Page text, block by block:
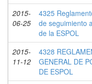
2015-
06-25
4325
de seguimiento
de la ESPOL
2015-
11-12
4328
GENERAL DE
DE ESPOL